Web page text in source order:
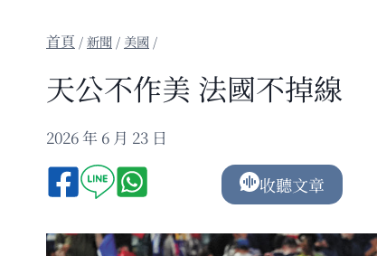
/新聞 / 美國 /
天公不作美 法國不掉線
2026 年 6 月 23 日
收聽文章